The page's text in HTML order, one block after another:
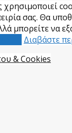
σας. Θα
μπορείτε να
Διαβάστε
& Cookies